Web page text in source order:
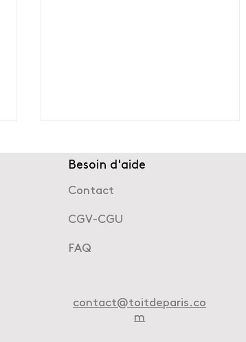
Besoin d'aide
Contact
CGV-CGU
FAQ
contact@toitdeparis.co
m